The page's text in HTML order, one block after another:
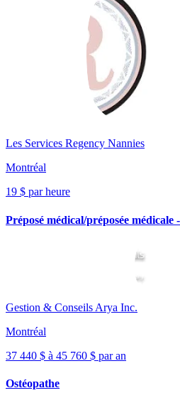
Les Services Regency Nannies
Montréal
19 $ par heure
Préposé médical/préposée
Gestion & Conseils Arya Inc.
Montréal
37 440 $ à 45 760 $ par an
Ostéopathe